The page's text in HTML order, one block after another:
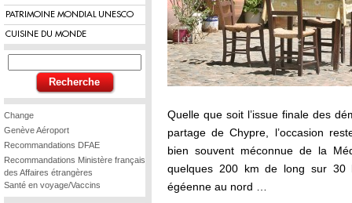
PATRIMOINE MONDIAL UNESCO
CUISINE DU MONDE
Change
Genève Aéroport
Recommandations DFAE
Recommandations Ministère français
des Affaires étrangères
Santé en voyage/Vaccins
Quelle que soit l’issue finale des
partage de Chypre, l’occasion
bien souvent méconnue de la
quelques 200 km de long sur
égéenne au nord …